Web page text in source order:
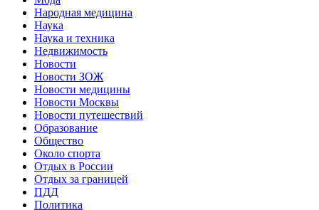
Народная медицина
Наука
Наука и техника
Недвижимость
Новости
Новости ЗОЖ
Новости медицины
Новости Москвы
Новости путешествий
Образование
Общество
Около спорта
Отдых в России
Отдых за границей
ПДД
Политика